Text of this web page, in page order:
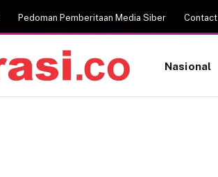
Pedoman Pemberitaan Media Siber Contact
Nasional